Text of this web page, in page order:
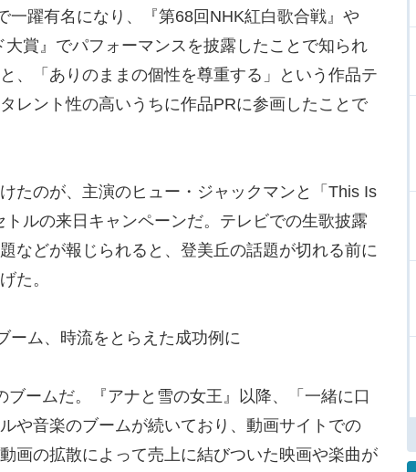
一躍有名になり、『第68回NHK紅白歌合戦』や
大賞』でパフォーマンスを披露したことで知られ
、「ありのままの個性を尊重する」という作品テ
レント性の高いうちに作品PRに参画したことで
たのが、主演のヒュー・ジャックマンと「This Is
ルの来日キャンペーンだ。テレビでの生歌披露
などが報じられると、登美丘の話題が切れる前に
た。
ーム、時流をとらえた成功例に
ームだ。『アナと雪の女王』以降、「一緒に口
や音楽のブームが続いており、動画サイトでの
画の拡散によって売上に結びついた映画や楽曲が